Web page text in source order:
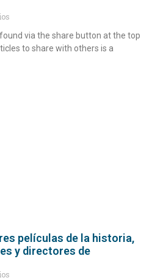
via the share button at the top
to share with others is a
películas de la historia,
y directores de